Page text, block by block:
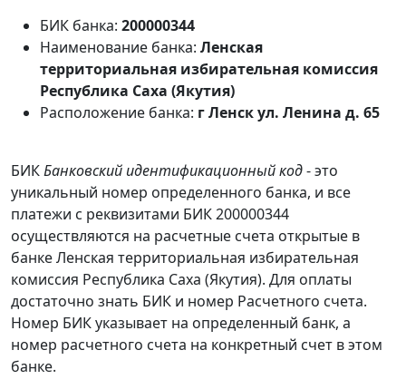
БИК банка: 200000344
Наименование банка: Ленская
территориальная избирательная комиссия
Республика Саха (Якутия)
Расположение банка: г Ленск ул. Ленина д. 65
БИКБанковский идентификационный код- это
уникальный номер определенного банка, и все
платежи с реквизитами БИК 200000344
осуществляются на расчетные счета открытые в
банке Ленская территориальная избирательная
комиссия Республика Саха (Якутия). Для оплаты
достаточно знать БИК и номер Расчетного счета.
Номер БИК указывает на определенный банк, а
номер расчетного счета на конкретный счет в этом
банке.